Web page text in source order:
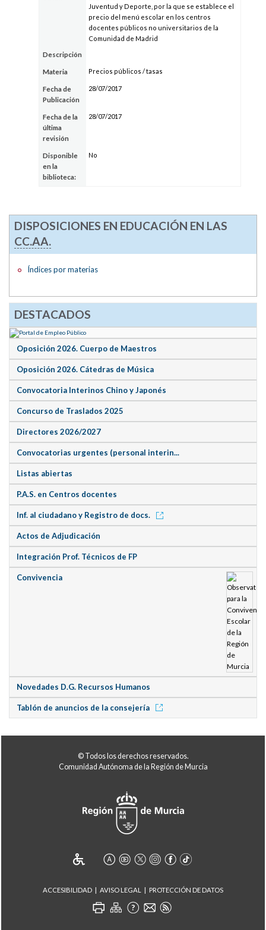
Juventud y Deporte, por la que se establece el
precio del menú escolar en los centros
docentes públicos no universitarios de la
Comunidad de Madrid
Descripción
Materia Precios públicos / tasas
Fecha de
Publicación
28/07/2017
Fecha de la
última
revisión
28/07/2017
Disponible
en la
biblioteca:
No
DISPOSICIONES EN EDUCACIÓN EN LAS
CC.AA.
Índices por materias
DESTACADOS
Oposición 2026. Cuerpo de Maestros
Oposición 2026. Cátedras de Música
Convocatoria Interinos Chino y Japonés
Concurso de Traslados 2025
Directores 2026/2027
Convocatorias urgentes (personal interin...
Listas abiertas
P.A.S. en Centros docentes
Inf. al ciudadano y Registro de docs.
Actos de Adjudicación
Integración Prof. Técnicos de FP
Convivencia
Novedades D.G. Recursos Humanos
Tablón de anuncios de la consejería
© Todos los derechos reservados.
Comunidad Autónoma de la Región de Murcia
ACCESIBILIDAD AVISO LEGAL PROTECCIÓN DE DATOS